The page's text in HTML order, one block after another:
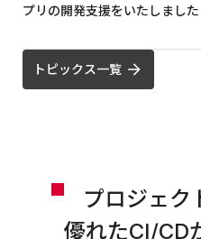
プリの開発支援をいたしました
トピックス一覧
プロジェク
優れたCI/CD